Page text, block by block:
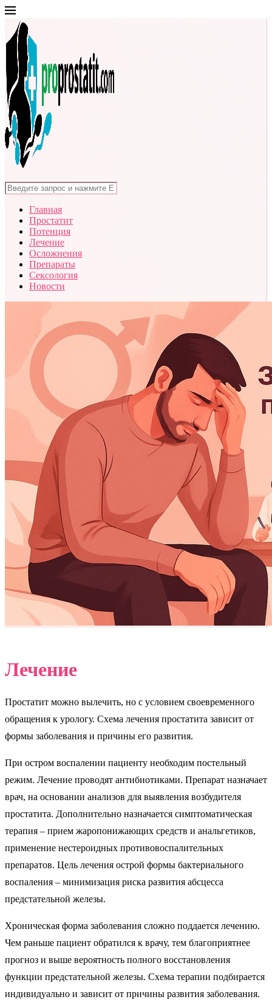
Главная
Простатит
Потенция
Лечение
Осложнения
Препараты
Сексология
Новости
Лечение
Простатит можно вылечить, но с условием своевременного
обращения к урологу. Схема лечения простатита зависит от
формы заболевания и причины его развития.
При остром воспалении пациенту необходим постельный
режим. Лечение проводят антибиотиками. Препарат назначает
врач, на основании анализов для выявления возбудителя
простатита. Дополнительно назначается симптоматическая
терапия – прием жаропонижающих средств и анальгетиков,
применение нестероидных противовоспалительных
препаратов. Цель лечения острой формы бактериального
воспаления – минимизация риска развития абсцесса
предстательной железы.
Хроническая форма заболевания сложно поддается лечению.
Чем раньше пациент обратился к врачу, тем благоприятнее
прогноз и выше вероятность полного восстановления
функции предстательной железы. Схема терапии подбирается
индивидуально и зависит от причины развития заболевания.